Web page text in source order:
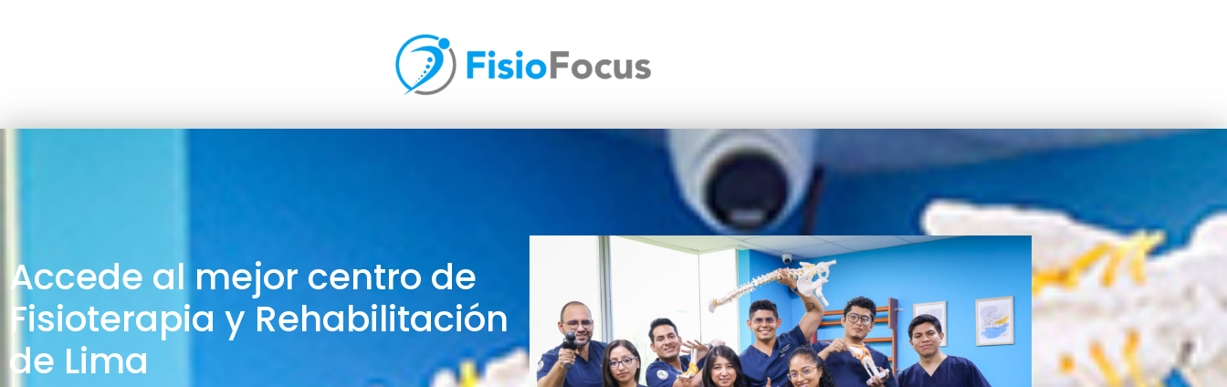
Accede al mejor centro de
Fisioterapia y Rehabilitación
de Lima